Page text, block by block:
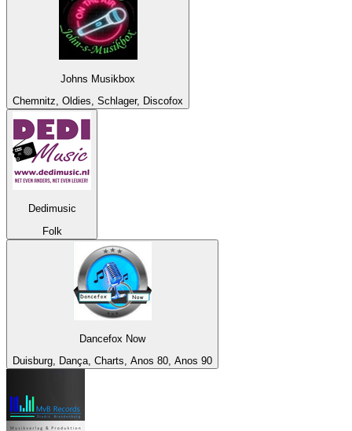
Johns Musikbox
Chemnitz, Oldies, Schlager, Discofox
Dedimusic
Folk
Dancefox Now
Duisburg, Dança, Charts, Anos 80, Anos 90